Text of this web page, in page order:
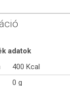
adatok
400 Kcal
0 g